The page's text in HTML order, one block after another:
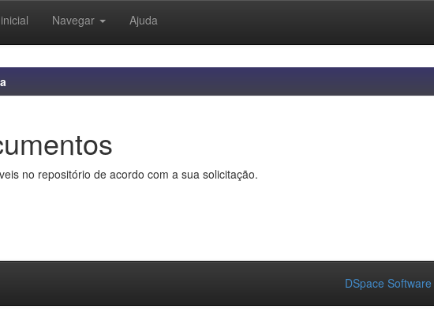
Navegar Ajuda
no repositório de acordo com a sua solicitação.
DSpace Software